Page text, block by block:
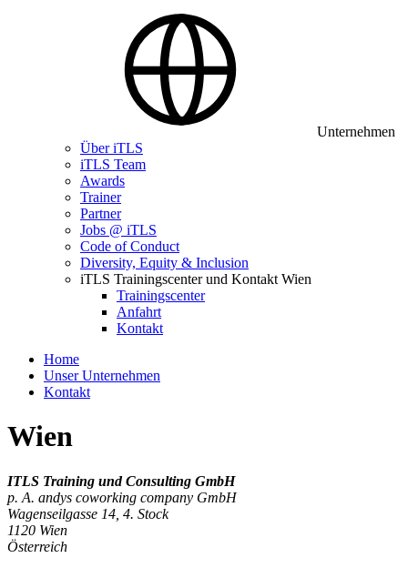
Unternehmen
Über iTLS
iTLS Team
Awards
Trainer
Partner
Jobs @ iTLS
Code of Conduct
Diversity, Equity & Inclusion
iTLS Trainingscenter und Kontakt Wien
Trainingscenter
Anfahrt
Kontakt
Home
Unser Unternehmen
Kontakt
Wien
ITLS Training und Consulting GmbH
p. A. andys coworking company GmbH
Wagenseilgasse 14, 4. Stock
1120 Wien
Österreich